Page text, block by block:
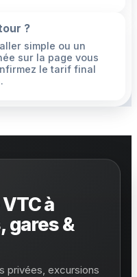
?
simple ou un
sur la page vous
le tarif final
à
gares &
privées, excursions